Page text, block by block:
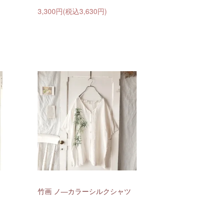
3,300円(税込3,630円)
竹画 ノ―カラーシルクシャツ